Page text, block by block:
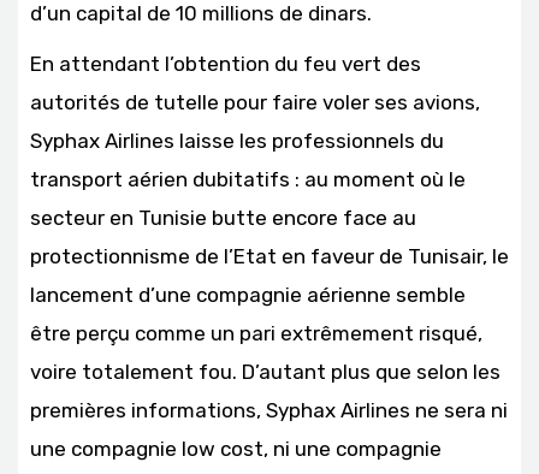
d’un capital de 10 millions de dinars.
En attendant l’obtention du feu vert des
autorités de tutelle pour faire voler ses avions,
Syphax Airlines laisse les professionnels du
transport aérien dubitatifs : au moment où le
secteur en Tunisie butte encore face au
protectionnisme de l’Etat en faveur de Tunisair, le
lancement d’une compagnie aérienne semble
être perçu comme un pari extrêmement risqué,
voire totalement fou. D’autant plus que selon les
premières informations, Syphax Airlines ne sera ni
une compagnie low cost, ni une compagnie